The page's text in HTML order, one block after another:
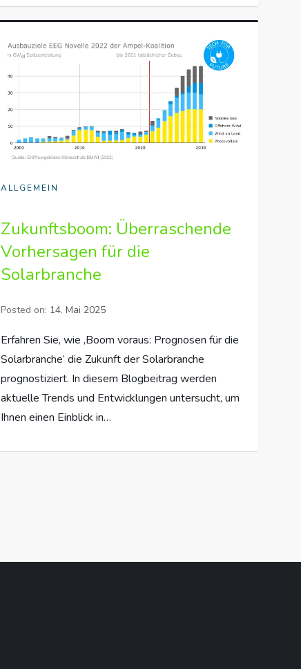
ALLGEMEIN
Zukunftsboom: Überraschende
Vorhersagen für die
Solarbranche
Posted on: 14. Mai 2025
Erfahren Sie, wie ‚Boom voraus: Prognosen für die
Solarbranche‘ die Zukunft der Solarbranche
prognostiziert. In diesem Blogbeitrag werden
aktuelle Trends und Entwicklungen untersucht, um
Ihnen einen Einblick in…